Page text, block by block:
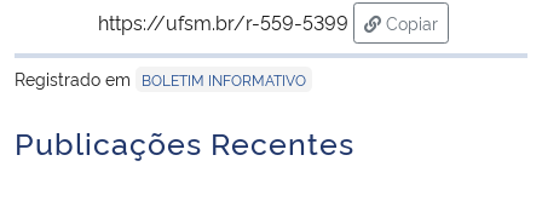
https://ufsm.br/r-559-5399
Copiar
para área de
Registrado em
BOLETIM INFORMATIVO
Publicações Recentes